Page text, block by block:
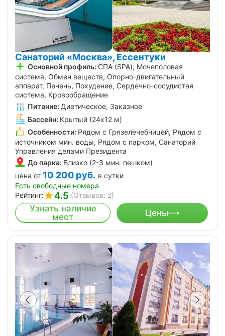
Санаторий «Москва», Ессентуки
Основной профиль: СПА (SPA), Мочеполовая
система, Обмен веществ, Опорно-двигательный
аппарат, Печень, Похудение, Сердечно-сосудистая
система, Кровообращение
Питание: Диетическое, Заказное
Бассейн: Крытый (24х12 м)
Особенности: Рядом с Грязелечебницей, Рядом с
источником мин. воды, Рядом с парком, Санаторий
Управления делами Президента
До парка: Близко (2-3 мин. пешком)
цена от 10 200 руб. в сутки
Есть свободные номера
Рейтинг:
4.5 (Отзывов: 2)
Узнать наличие
мест
Цены